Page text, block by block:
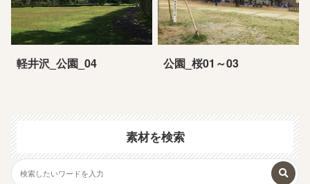
軽井沢_公園_04 公園_桜01～03
素材を検索